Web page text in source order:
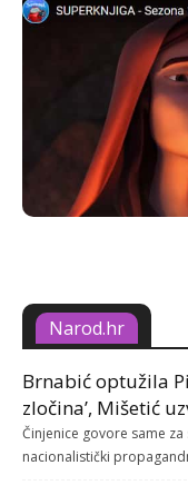
Narod.hr
Brnabić optužila
zločina’, Mišetić
Činjenice govore same
nacionalistički